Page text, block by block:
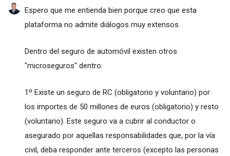
Espero que me entienda bien porque creo que esta
plataforma no admite diálogos muy extensos.
Dentro del seguro de automóvil existen otros
"microseguros" dentro:
1º Existe un seguro de RC (obligatorio y voluntario) por
los importes de 50 millones de euros (obligatorio) y resto
(voluntario). Este seguro va a cubrir al conductor o
asegurado por aquellas responsabilidades que, por la vía
civil, deba responder ante terceros (excepto las personas